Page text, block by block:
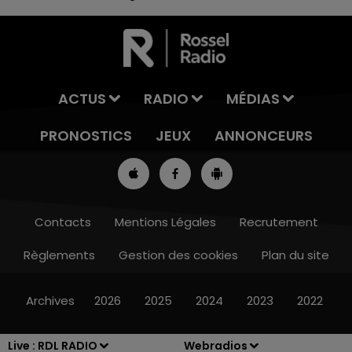
Live : RDL RADIO Webradios
7h00 - 10h00
ACTUS RADIO
MÉDIAS
PRONOSTICS
JEUX ANNONCEURS
Contacts Mentions Légales
Recrutement
Règlements
Gestion des cookies Plan du site
Archives 2026 2025 2024 2023 2022